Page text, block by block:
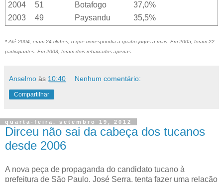
2004
51 Botafogo
37,0%
2003
49 Paysandu 35,5%
* Até 2004, eram 24 clubes, o que correspondia a quatro jogos a mais. Em 2005, foram 22
participantes. Em 2003, foram dois rebaixados apenas.
Anselmo às 10:40 Nenhum comentário:
Compartilhar
quarta-feira, setembro 19, 2012
Dirceu não sai da cabeça dos tucanos
desde 2006
A nova peça de propaganda do candidato tucano à
prefeitura de São Paulo, José Serra, tenta fazer uma relação